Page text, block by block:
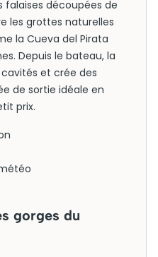
découpées de
les grottes naturelles
la Cueva del Pirata
Depuis le bateau, la
et crée des
de sortie idéale en
prix.
gorges du